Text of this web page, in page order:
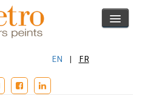
EN | FR